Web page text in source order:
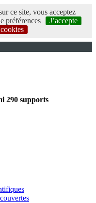
ce site, vous acceptez
préférences
J’accepte
290 supports